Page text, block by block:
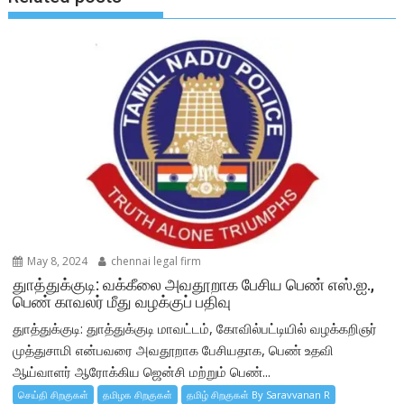
May 8, 2024 chennai legal firm
துாத்துக்குடி: வக்கீலை அவதூறாக பேசிய பெண் எஸ்.ஐ.,
பெண் காவலர் மீது வழக்குப் பதிவு
துாத்துக்குடி: துாத்துக்குடி மாவட்டம், கோவில்பட்டியில் வழக்கறிஞர்
முத்துசாமி என்பவரை அவதூறாக பேசியதாக, பெண் உதவி
ஆய்வாளர் ஆரோக்கிய ஜென்சி மற்றும் பெண்...
செய்தி சிறகுகள் தமிழக சிறகுகள்
தமிழ் சிறகுகள் By Saravvanan R